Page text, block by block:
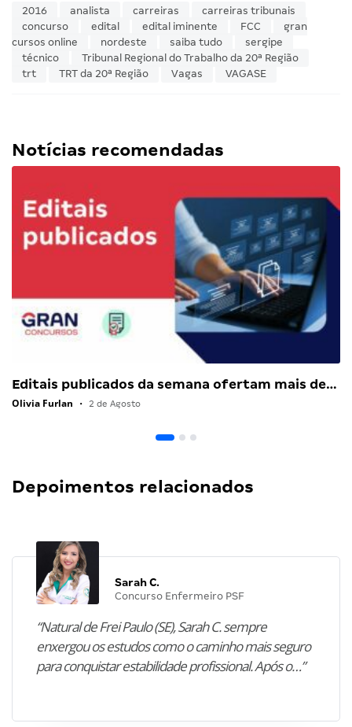
2016 analista carreiras
carreiras tribunais
concurso
edital edital iminente FCC
gran
cursos online
nordeste saiba tudo
sergipe
técnico
Tribunal Regional do Trabalho da 20ª Região
trt
TRT da 20ª Região Vagas VAGASE
Notícias recomendadas
Editais publicados da semana ofertam mais de…
Olivia Furlan • 2 de Agosto
Depoimentos relacionados
Sarah C.
Concurso Enfermeiro PSF
“Natural de Frei Paulo (SE), Sarah C. sempre
enxergou os estudos como o caminho mais seguro
para conquistar estabilidade profissional. Após o…”